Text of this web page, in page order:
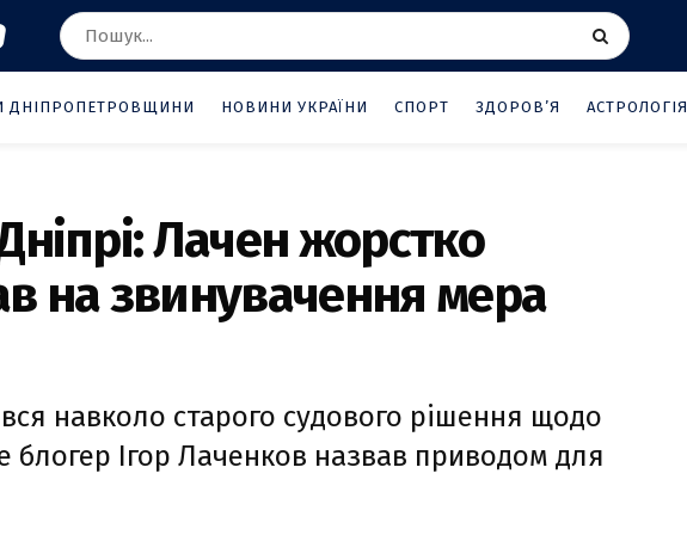
ДНІПРОПЕТРОВЩИНИ НОВИНИ УКРАЇНИ СПОРТ ЗДОРОВ’Я АСТРОЛОГІЯ
Лачен жорстко
на звинувачення мера
навколо старого судового рішення щодо
блогер Ігор Лаченков назвав приводом для